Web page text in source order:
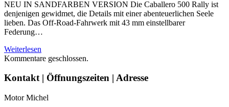
NEU IN SANDFARBEN VERSION Die Caballero 500 Rally ist
denjenigen gewidmet, die Details mit einer abenteuerlichen Seele
lieben. Das Off-Road-Fahrwerk mit 43 mm einstellbarer
Federung…
Weiterlesen
CABALLERO
500
Kommentare geschlossen.
Seitenleiste
Kontakt | Öffnungszeiten | Adresse
Motor Michel